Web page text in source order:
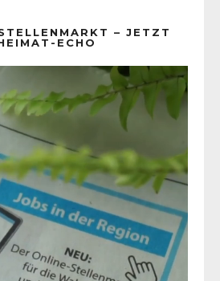
– JETZT
ECHO
Player